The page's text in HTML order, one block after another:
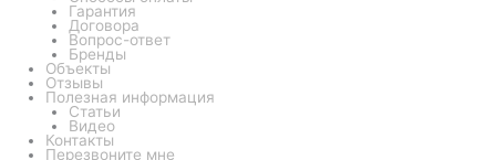
Гарантия
Договора
Вопрос-ответ
Бренды
Объекты
Отзывы
Полезная информация
Статьи
Видео
Контакты
Перезвоните мне